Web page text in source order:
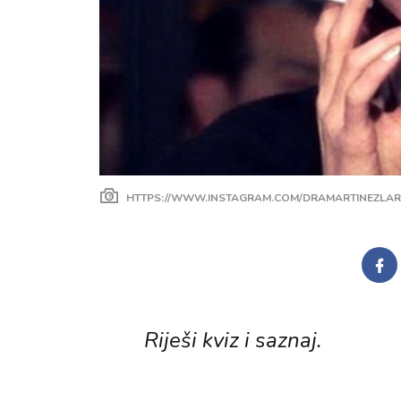
HTTPS://WWW.INSTAGRAM.COM/
Riješi kviz i saznaj.